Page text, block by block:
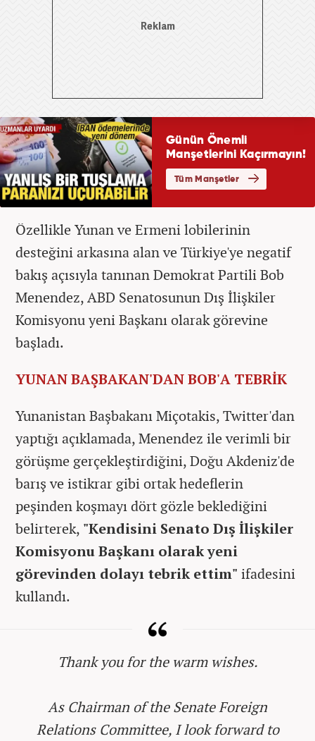
Özellikle Yunan ve Ermeni lobilerinin
desteğini arkasına alan ve Türkiye'ye negatif
bakış açısıyla tanınan Demokrat Partili Bob
Menendez, ABD Senatosunun Dış İlişkiler
Komisyonu yeni Başkanı olarak görevine
başladı.
YUNAN BAŞBAKAN'DAN BOB'A TEBRİK
Yunanistan Başbakanı Miçotakis, Twitter'dan
yaptığı açıklamada, Menendez ile verimli bir
görüşme gerçekleştirdiğini, Doğu Akdeniz'de
barış ve istikrar gibi ortak hedeflerin
peşinden koşmayı dört gözle beklediğini
belirterek, "Kendisini Senato Dış İlişkiler
Komisyonu Başkanı olarak yeni
görevinden dolayı tebrik ettim" ifadesini
kullandı.
Thank you for the warm wishes.
As Chairman of the Senate Foreign
Relations Committee, I look forward to